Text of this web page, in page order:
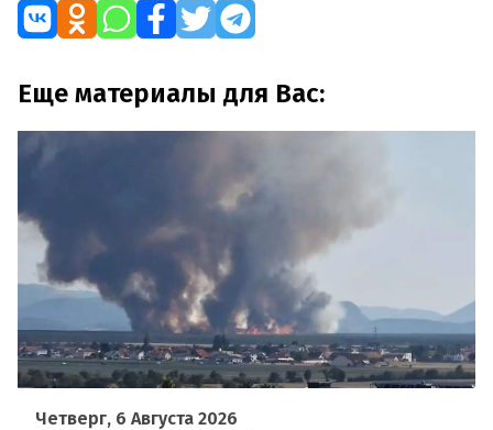
Еще материалы для Вас:
Четверг, 6 Августа 2026